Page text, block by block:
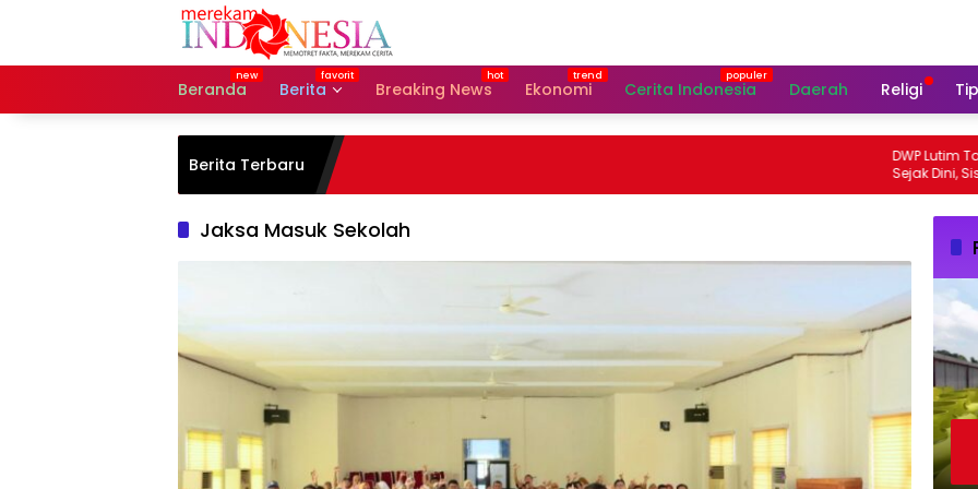
Beranda Berita Breaking News Ekonomi Cerita Indonesia Daerah Religi
Berita Terbaru
DWP Lutim
Sejak Dini, Siswa
Kenali
Jaksa Masuk Sekolah